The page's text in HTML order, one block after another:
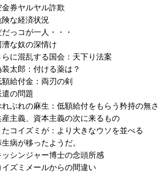
金券ヤルヤル詐欺
険な経済状況
だっコが一人・・・
漕な奴の深情け
らに混乱する国会：天下り法案
装太郎：付ける薬は？
額給付金：両刃の剣
遣の問題
れぶれの麻生：低額給付をもらう矜持の無さ
産主義、資本主義の次に来るもの
たコイズミが：より大きなウソを並べる
生病が移ったようだ。
ッシンジャー博士の念頭所感
イズミメールからの間違い